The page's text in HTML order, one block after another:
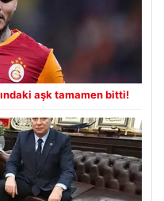
aşk tamamen bitti!